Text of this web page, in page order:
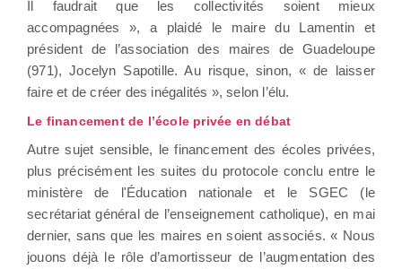
Il faudrait que les collectivités soient mieux
accompagnées », a plaidé le maire du Lamentin et
président de l’association des maires de Guadeloupe
(971), Jocelyn Sapotille. Au risque, sinon, « de laisser
faire et de créer des inégalités », selon l’élu.
Le financement de l’école privée en débat
Autre sujet sensible, le financement des écoles privées,
plus précisément les suites du protocole conclu entre le
ministère de l'Éducation nationale et le SGEC (le
secrétariat général de l’enseignement catholique), en mai
dernier, sans que les maires en soient associés. « Nous
jouons déjà le rôle d’amortisseur de l’augmentation des